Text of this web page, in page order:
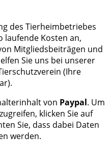
des Tierheimbetriebes
laufende Kosten an,
Mitgliedsbeiträgen und
Sie uns bei unserer
(Ihre
von Paypal. Um
klicken Sie auf
Sie, dass dabei Daten
werden.